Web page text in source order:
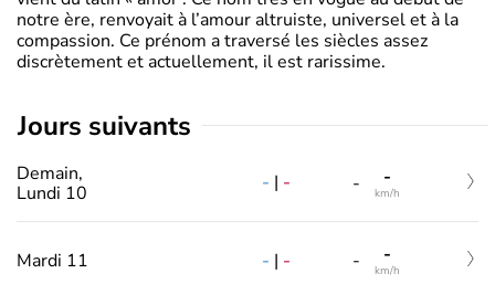
notre ère, renvoyait à l’amour altruiste, universel et à la
compassion. Ce prénom a traversé les siècles assez
discrètement et actuellement, il est rarissime.
jours suivants
Demain,
Lundi 10
- | - - -
km/h
Mardi 11 - | - - -
km/h